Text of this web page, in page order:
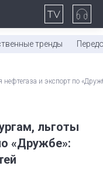
тренды
и экспорт по
льготы
«Дружбе»: